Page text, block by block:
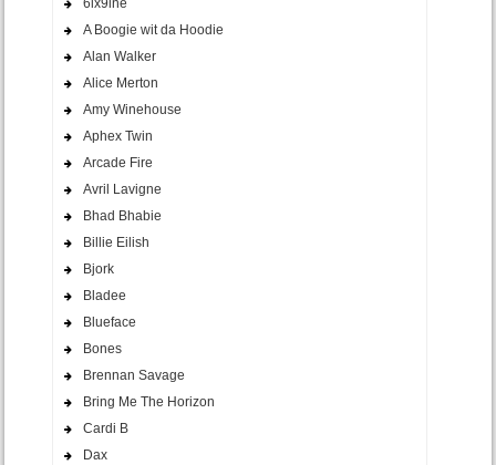
6ix9ine
A Boogie wit da Hoodie
Alan Walker
Alice Merton
Amy Winehouse
Aphex Twin
Arcade Fire
Avril Lavigne
Bhad Bhabie
Billie Eilish
Bjork
Bladee
Blueface
Bones
Brennan Savage
Bring Me The Horizon
Cardi B
Dax